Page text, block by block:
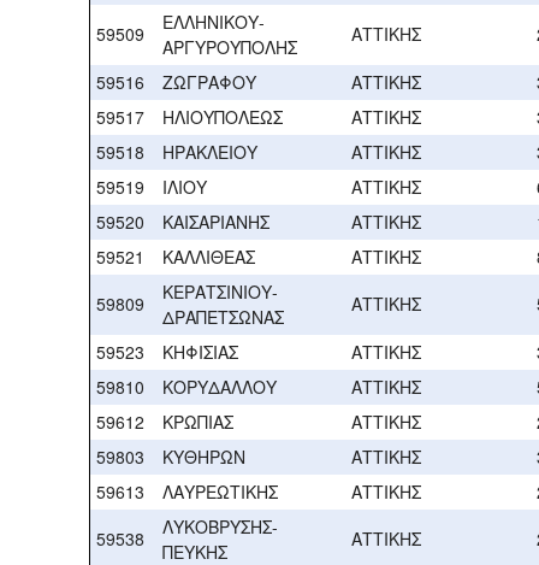
59509
ΕΛΛΗΝΙΚΟΥ-
ΑΡΓΥΡΟΥΠΟΛΗΣ
ΑΤΤΙΚΗΣ
59516
ΖΩΓΡΑΦΟΥ ΑΤΤΙΚΗΣ
59517
ΗΛΙΟΥΠΟΛΕΩΣ ΑΤΤΙΚΗΣ
59518
ΗΡΑΚΛΕΙΟΥ ΑΤΤΙΚΗΣ
59519
ΙΛΙΟΥ ΑΤΤΙΚΗΣ
59520
ΚΑΙΣΑΡΙΑΝΗΣ ΑΤΤΙΚΗΣ
59521
ΚΑΛΛΙΘΕΑΣ ΑΤΤΙΚΗΣ
59809
ΚΕΡΑΤΣΙΝΙΟΥ-
ΔΡΑΠΕΤΣΩΝΑΣ
ΑΤΤΙΚΗΣ
59523
ΚΗΦΙΣΙΑΣ ΑΤΤΙΚΗΣ
59810
ΚΟΡΥΔΑΛΛΟΥ ΑΤΤΙΚΗΣ
59612
ΚΡΩΠΙΑΣ ΑΤΤΙΚΗΣ
59803
ΚΥΘΗΡΩΝ ΑΤΤΙΚΗΣ
59613
ΛΑΥΡΕΩΤΙΚΗΣ ΑΤΤΙΚΗΣ
59538
ΛΥΚΟΒΡΥΣΗΣ-
ΠΕΥΚΗΣ
ΑΤΤΙΚΗΣ